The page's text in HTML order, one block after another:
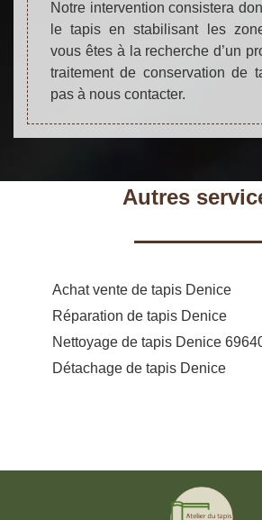
Notre intervention consistera
le tapis en stabilisant les
vous êtes à la recherche d’un
traitement de conservation de
pas à nous contacter.
Autres
Achat vente de tapis Denice
Réparation de tapis Denice
Nettoyage de tapis Denice
Détachage de tapis Denice